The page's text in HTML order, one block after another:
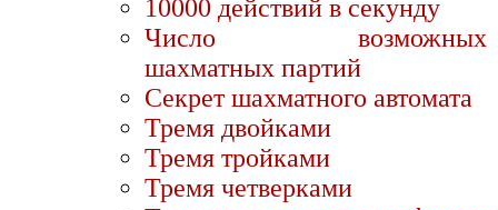
10000 действий в секунду
Число возможных
шахматных партий
Секрет шахматного автомата
Тремя двойками
Тремя тройками
Тремя четверками